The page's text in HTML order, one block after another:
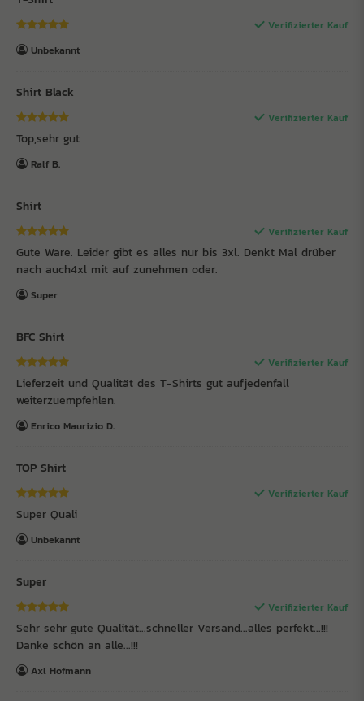
Verifizierter Kauf
Unbekannt
Shirt Black
Verifizierter Kauf
Top,sehr gut
Ralf B.
Shirt
Verifizierter Kauf
Gute Ware. Leider gibt es alles nur bis 3xl. Denkt Mal drüber
nach auch4xl mit auf zunehmen oder.
Super
BFC Shirt
Verifizierter Kauf
Lieferzeit und Qualität des T-Shirts gut aufjedenfall
weiterzuempfehlen.
Enrico Maurizio D.
TOP Shirt
Verifizierter Kauf
Super Quali
Unbekannt
Super
Verifizierter Kauf
Sehr sehr gute Qualität...schneller Versand...alles perfekt...!!!
Danke schön an alle...!!!
Axl Hofmann